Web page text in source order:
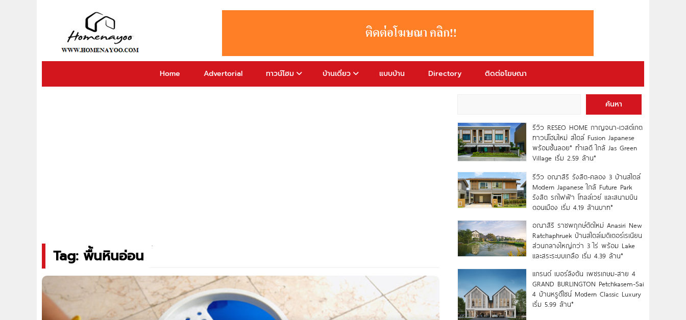
Home Advertorial ทาวน์โฮม บ้านเดี่ยว แบบบ้าน Directory ติดต่อโฆษณา
Tag: พื้นหินอ่อน
ค้นหา
รีวิว RESEO HOME กาญจนา-เวสต์เกต
ทาวน์โฮมใหม่ สไตล์ Fusion Japanese
พร้อมชั้นลอย* ทำเลดี ใกล้ Jas Green
Village เริ่ม 2.59 ล้าน*
รีวิว อณาสิริ รังสิต-คลอง 3 บ้านสไตล์
Modern Japanese ใกล้ Future Park
รังสิต รถไฟฟ้า โทลล์เวย์ และสนามบิน
ดอนเมือง เริ่ม 4.19 ล้านบาท*
อณาสิริ ราชพฤกษ์ตัดใหม่ Anasiri New
Ratchaphruek บ้านสไตล์เมดิเตอร์เรเนียน
ส่วนกลางใหญ่กว่า 3 ไร่ พร้อม Lake
และสระระบบเกลือ เริ่ม 4.39 ล้าน*
แกรนด์ เบอร์ลิงตัน เพชรเกษม-สาย 4
GRAND BURLINGTON Petchkasem-Sai
4 บ้านหรูดีไซน์ Modern Classic Luxury
เริ่ม 5.99 ล้าน*